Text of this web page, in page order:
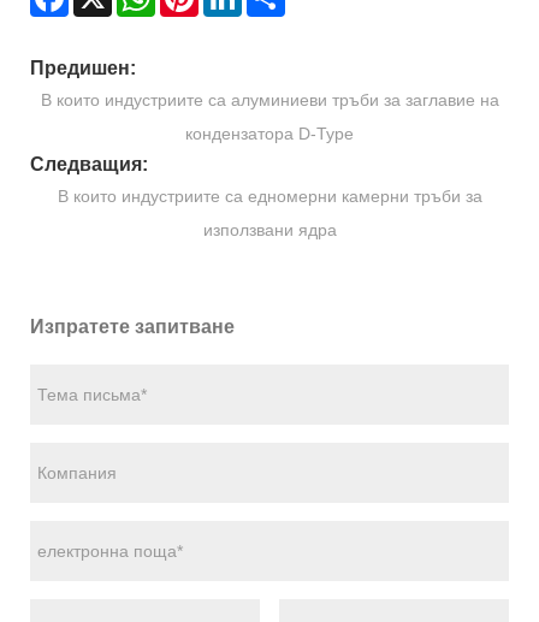
Предишен:
В които индустриите са алуминиеви тръби за заглавие на
кондензатора D-Type
Следващия:
В които индустриите са едномерни камерни тръби за
използвани ядра
Изпратете запитване